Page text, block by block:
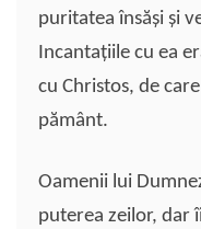
puritatea însăşi şi
Incantaţiile cu ea
cu Christos, de
pământ.
Oamenii lui
puterea zeilor, dar